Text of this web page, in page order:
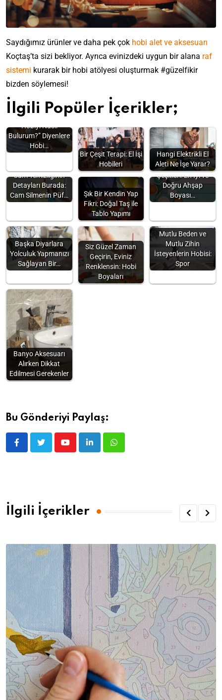
Saydığımız ürünler ve daha pek çok hobi alet ve aksesuarı
Koçtaş’ta sizi bekliyor. Ayrıca evinizdeki uygun bir alana raf
sistemi kurarak bir hobi atölyesi oluşturmak #güzelfikir
bizden söylemesi!
İlgili Popüler İçerikler;
“Kendime Uygun
Hobiyi Nasıl
Bulurum?” Diyenlere
Hobi…
Bir Çeşit Terapi: El İşi
Hobileri
Hangi Elektrikli El
Aleti Ne İşe Yarar?
Cam Temizliğinin
Detayları Burada:
Cam Silmenin Püf…
Şık Bir Kendin Yap
Fikri: Doğal Taş ile
Tablo Yapımı
Ahşap Boya
Çeşitleri: En İyi ve
Doğru Ahşap
Boyası…
Başka Diyarlara
Yolculuk Yapmanızı
Sağlayan Bir…
Siz Güzel Zaman
Geçirin, Eviniz
Renklensin: Hobi
Boyaları
Mutlu Beden ve
Mutlu Zihin
İsteyenlerin Hobisi:
Spor
Banyo Aksesuarı
Alırken Dikkat
Edilmesi Gerekenler
Bu Gönderiyi Paylaş:
İlgili İçerikler